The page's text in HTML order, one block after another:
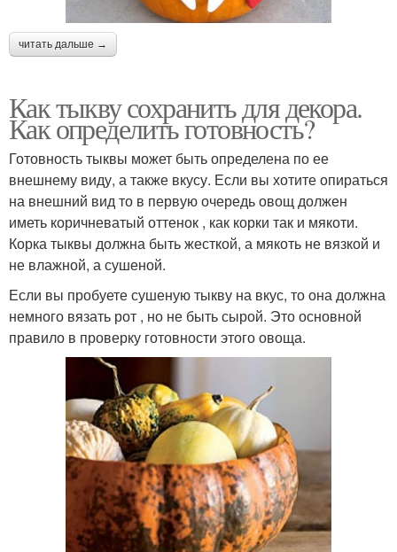
читать дальше →
Как тыкву сохранить для декора.
Как определить готовность?
Готовность тыквы может быть определена по ее
внешнему виду, а также вкусу. Если вы хотите опираться
на внешний вид то в первую очередь овощ должен
иметь коричневатый оттенок , как корки так и мякоти.
Корка тыквы должна быть жесткой, а мякоть не вязкой и
не влажной, а сушеной.
Если вы пробуете сушеную тыкву на вкус, то она должна
немного вязать рот , но не быть сырой. Это основной
правило в проверку готовности этого овоща.